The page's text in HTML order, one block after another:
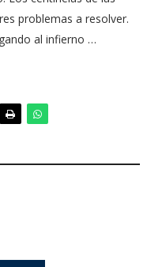
problemas a resolver.
al infierno …